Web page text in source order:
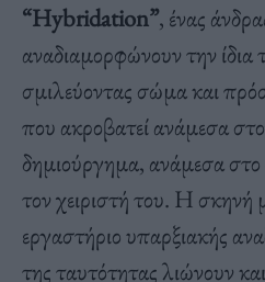
“Hybridation”, ένας
αναδιαμορφώνουν την ίδια
σμιλεύοντας σώμα και
που ακροβατεί ανάμεσα
δημιούργημα, ανάμεσα στο
τον χειριστή του. Η σκηνή
εργαστήριο υπαρξιακής
της ταυτότητας λιώνουν